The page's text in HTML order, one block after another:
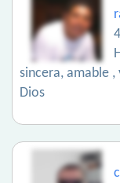
sincera, amable
Dios